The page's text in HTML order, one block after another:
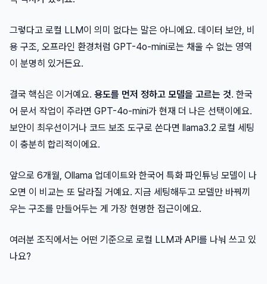
그렇다고 로컬 LLM이 의미 없다는 말은 아니에요. 데이터 보안, 비
용 구조, 오프라인 환경처럼 GPT-4o-mini로는 채울 수 없는 영역
이 분명히 있거든요.
결국 핵심은 이거예요. 용도를 먼저 정하고 모델을 고르는 것. 한국
어 문서 작업이 주라면 GPT-4o-mini가 현재 더 나은 선택이에요.
보안이 최우선이거나 코드 보조 도구로 쓴다면 llama3.2 로컬 세팅
이 충분히 합리적이에요.
앞으로 6개월, Ollama 업데이트와 한국어 특화 파인튜닝 모델이 나
오면 이 비교는 또 달라질 거예요. 지금 세팅해두고 모델만 바꿔끼
우는 구조를 만들어두는 게 가장 현명한 접근이에요.
여러분 조직에서는 어떤 기준으로 로컬 LLM과 API를 나눠 쓰고 있
나요?